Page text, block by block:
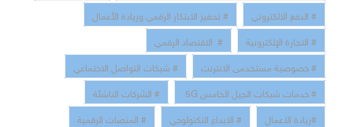
# الدفع الالكتروني
# تحفيز الابتكار الرقمي وريادة الأعمال
# التجارة الإلكترونية
# الاقتصاد الرقمي
# خصوصية مستخدمى الانترنت
# شبكات التواصل الاجتماعي
# خدمات شبكات الجيل الخامس 5G
# الشركات الناشئة
#ريادة الاعمال
# الابداع التكنولوجي
# المنصات الرقمية